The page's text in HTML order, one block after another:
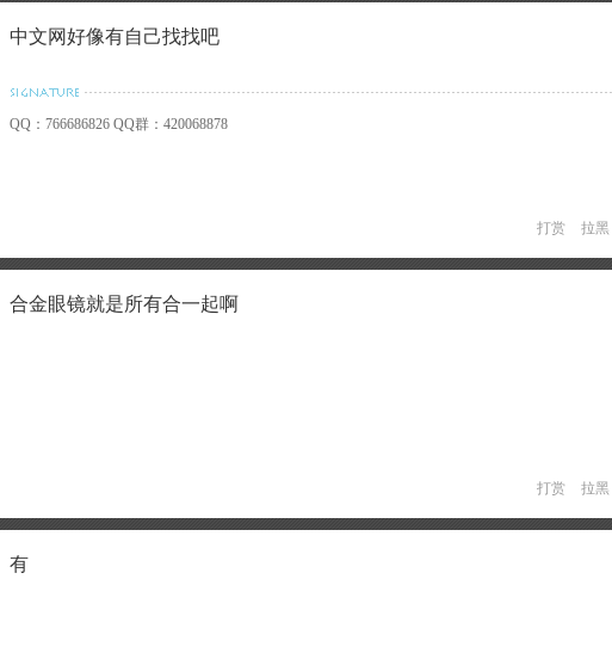
中文网好像有自己找找吧
QQ：766686826 QQ群：420068878
打赏 拉黑
合金眼镜就是所有合一起啊
打赏 拉黑
有